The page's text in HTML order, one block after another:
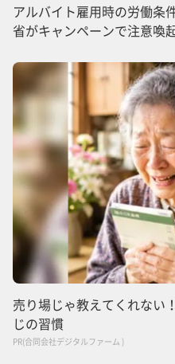
アルバイト雇用時の労働
省がキャンペーンで注意喚
売り場じゃ教えてくれない
じの習慣
PR(合同会社デジタルファーム )